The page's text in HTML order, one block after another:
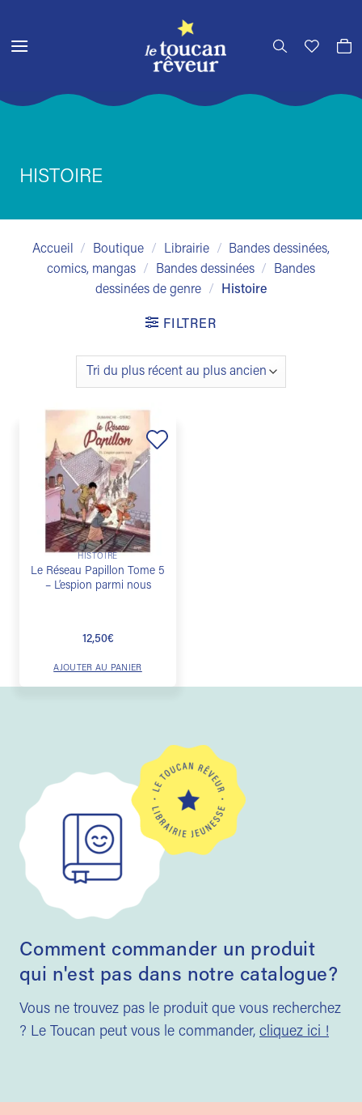
contenu
HISTOIRE
Accueil / Boutique / Librairie /
Bandes dessinées,
comics, mangas
/ Bandes dessinées /
Bandes
dessinées de genre
/ Histoire
FILTRER
Ajouter
HISTOIRE
Le Réseau Papillon Tome 5
– L’espion parmi nous
12,50€
AJOUTER AU PANIER
Comment commander un produit
qui n'est pas dans notre catalogue?
Vous ne trouvez pas le produit que vous recherchez
? Le Toucan peut vous le commander, cliquez ici !